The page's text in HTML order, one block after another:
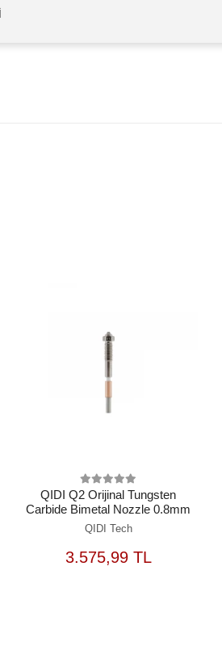
QIDI Q2 Orijinal Tungsten
Carbide Bimetal Nozzle 0.8mm
QIDI Tech
3.575,99 TL
SEPETE
EKLE